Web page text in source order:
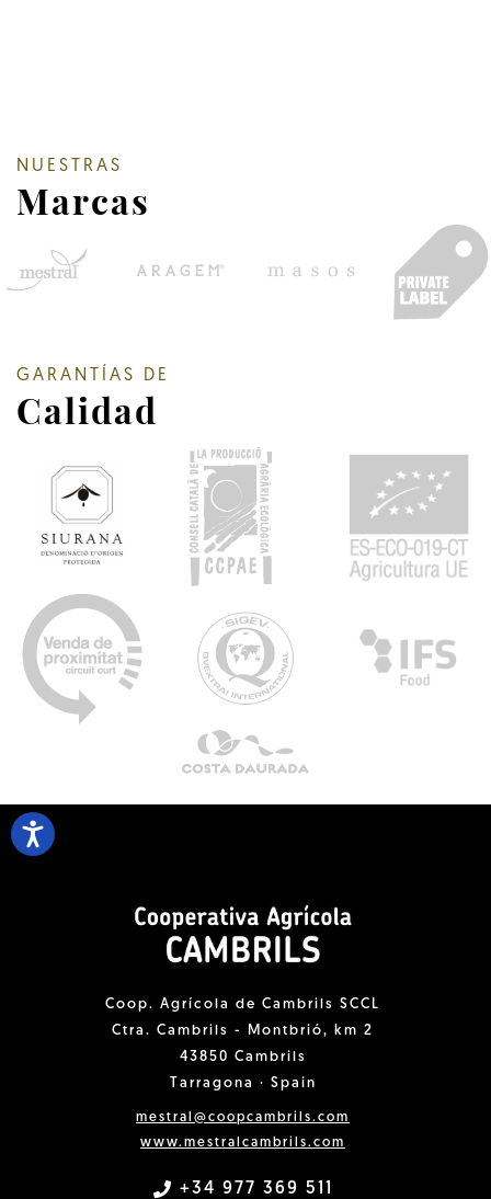
NUESTRAS
Marcas
GARANTÍAS DE
Calidad
Coop. Agrícola de Cambrils SCCL
Ctra. Cambrils - Montbrió, km 2
43850 Cambrils
Tarragona · Spain
mestral@coopcambrils.com
www.mestralcambrils.com
+34 977 369 511